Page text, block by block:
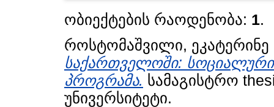
ობიექტების რაოდენობა: 1.
როსტომაშვილი, ეკატერინე
საქართველოში:
პროგრამა. სამაგისტრო
უნივერსიტეტი.